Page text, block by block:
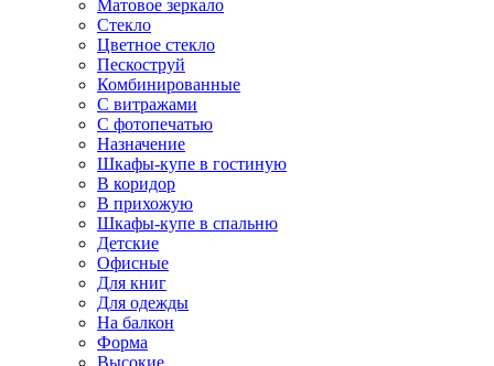
Матовое зеркало
Стекло
Цветное стекло
Пескоструй
Комбинированные
С витражами
С фотопечатью
Назначение
Шкафы-купе в гостиную
В коридор
В прихожую
Шкафы-купе в спальню
Детские
Офисные
Для книг
Для одежды
На балкон
Форма
Высокие